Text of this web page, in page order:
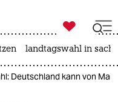

taz zahl ich
landtagswahl in
Deutschland kann von